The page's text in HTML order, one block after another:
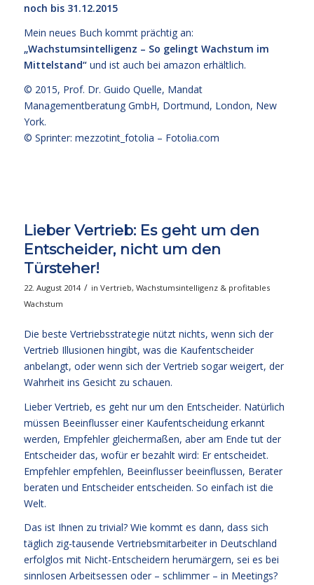
noch bis 31.12.2015
Mein neues Buch kommt prächtig an:
„Wachstumsintelligenz – So gelingt Wachstum im
Mittelstand“und ist auch bei amazon erhältlich.
© 2015, Prof. Dr. Guido Quelle, Mandat
Managementberatung GmbH, Dortmund, London, New
York.
© Sprinter: mezzotint_fotolia – Fotolia.com
Lieber Vertrieb: Es geht um den
Entscheider, nicht um den
Türsteher!
22. August 2014 / in Vertrieb, Wachstumsintelligenz & profitables
Wachstum
Die beste Vertriebsstrategie nützt nichts, wenn sich der
Vertrieb Illusionen hingibt, was die Kaufentscheider
anbelangt, oder wenn sich der Vertrieb sogar weigert, der
Wahrheit ins Gesicht zu schauen.
Lieber Vertrieb, es geht nur um den Entscheider. Natürlich
müssen Beeinflusser einer Kaufentscheidung erkannt
werden, Empfehler gleichermaßen, aber am Ende tut der
Entscheider das, wofür er bezahlt wird: Er entscheidet.
Empfehler empfehlen, Beeinflusser beeinflussen, Berater
beraten und Entscheider entscheiden. So einfach ist die
Welt.
Das ist Ihnen zu trivial? Wie kommt es dann, dass sich
täglich zig-tausende Vertriebsmitarbeiter in Deutschland
erfolglos mit Nicht-Entscheidern herumärgern, sei es bei
sinnlosen Arbeitsessen oder – schlimmer – in Meetings?